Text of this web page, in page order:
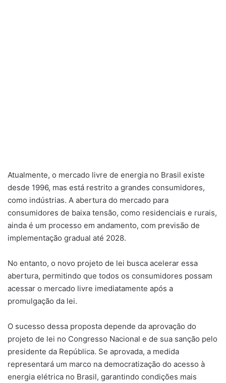
Atualmente, o mercado livre de energia no Brasil existe
desde 1996, mas está restrito a grandes consumidores,
como indústrias. A abertura do mercado para
consumidores de baixa tensão, como residenciais e rurais,
ainda é um processo em andamento, com previsão de
implementação gradual até 2028.
No entanto, o novo projeto de lei busca acelerar essa
abertura, permitindo que todos os consumidores possam
acessar o mercado livre imediatamente após a
promulgação da lei.
O sucesso dessa proposta depende da aprovação do
projeto de lei no Congresso Nacional e de sua sanção pelo
presidente da República. Se aprovada, a medida
representará um marco na democratização do acesso à
energia elétrica no Brasil, garantindo condições mais